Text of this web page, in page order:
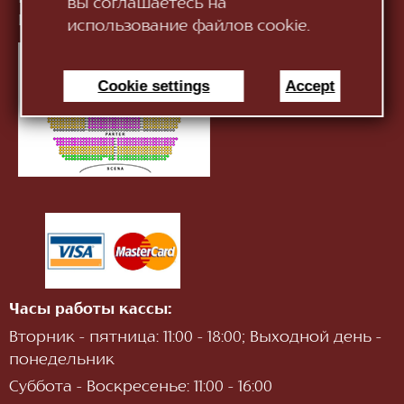
вы соглашаетесь на
использование файлов cookie.
Cookie settings Accept
Информация:infotnob2@gmail.com
Часы работы кассы:
Вторник - пятница: 11:00 - 18:00; Выходной день -
понедельник
Суббота - Воскресенье: 11:00 - 16:00